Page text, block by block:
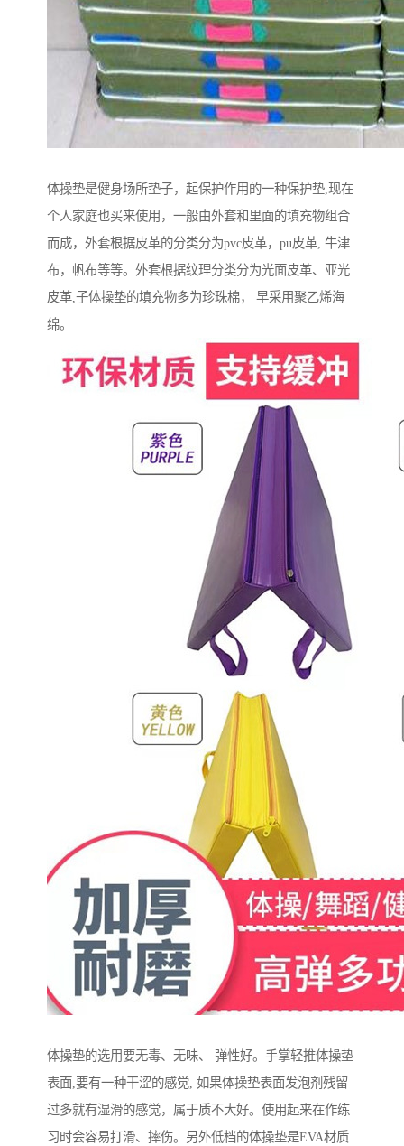
体操垫是健身场所垫子，起保护作用的一种保护垫,现在
个人家庭也买来使用，一般由外套和里面的填充物组合
而成，外套根据皮革的分类分为pvc皮革，pu皮革, 牛津
布，帆布等等。外套根据纹理分类分为光面皮革、亚光
皮革,子体操垫的填充物多为珍珠棉， 早采用聚乙烯海
绵。
体操垫的选用要无毒、无味、 弹性好。手掌轻推体操垫
表面,要有一种干涩的感觉, 如果体操垫表面发泡剂残留
过多就有湿滑的感觉，属于质不大好。使用起来在作练
习时会容易打滑、摔伤。另外低档的体操垫是EVA材质